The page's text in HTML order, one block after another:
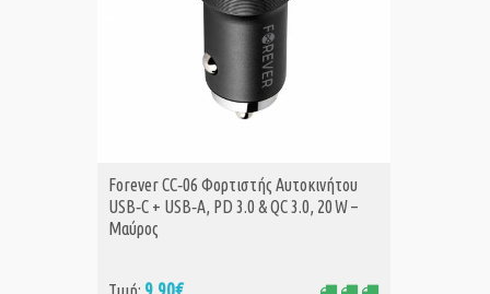
ΑΓΟΡΑ
Forever CC‑06 Φορτιστής Αυτοκινήτου
USB‑C + USB‑A, PD 3.0 & QC 3.0, 20 W –
Μαύρος